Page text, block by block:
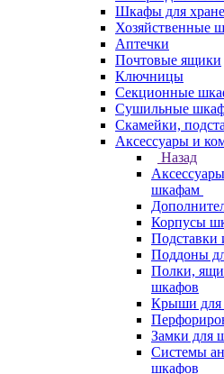
Шкафы для
Хозяйственные
Аптечки
Почтовые ящики
Ключницы
Секционные
Сушильные
Скамейки,
Аксессуары и
Назад
шкафам
Корпусы
Подставки
Поддоны
Полки,
шкафов
Крыши для
Замки для
Системы
шкафов